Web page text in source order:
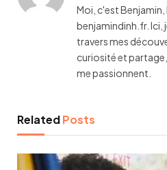
Moi, c'est
benjamindinh.fr. Ici,
travers mes
curiosité et partage,
me passionnent.
RelatedPosts